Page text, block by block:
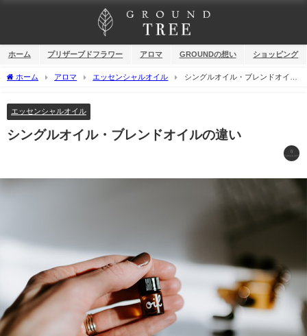
ホーム プリザーブドフラワー アロマ GROUNDの想い ショッピング
ホーム アロマ エッセンシャルオイル
シングルオイル・ブレンドオイル
エッセンシャルオイル
シングルオイル・ブレンドオイルの違い